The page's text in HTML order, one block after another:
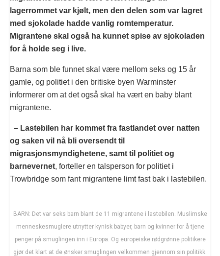
lagerrommet var kjølt, men den delen som var lagret
med sjokolade hadde vanlig romtemperatur.
Migrantene skal også ha kunnet spise av sjokoladen
for å holde seg i live.
Barna som ble funnet skal være mellom seks og 15 år
gamle, og politiet i den britiske byen Warminster
informerer om at det også skal ha vært en baby blant
migrantene.
– Lastebilen har kommet fra fastlandet over natten
og saken vil nå bli oversendt til
migrasjonsmyndighetene, samt til politiet og
barnevernet, forteller en talsperson for politiet i
Trowbridge som fant migrantene limt fast bak i lastebilen.
BARN: Det var seks barn blant de 11 migrantene i lastebilen. Muslimske
menneskesmuglere utnytter kynisk babyer, barn og kvinner for å tjene
penger på smuglingen inn i Europa. Og europeiske rødgrønne politikere
gjør det klart at de ønsker smuglingen velkommen gjennom sin politikk.